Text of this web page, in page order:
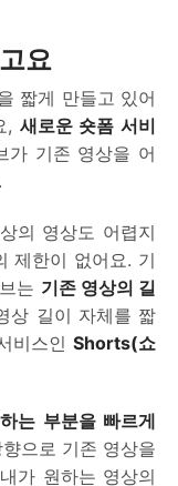
요
짧게 만들고 있어
, 새로운 숏폼 서비
가 기존 영상을 어
의 영상도 어렵지
제한이 없어요. 기
는 기존 영상의 길
상 길이 자체를 짧
비스인 Shorts(쇼
는 부분을 빠르게
으로 기존 영상을
가 원하는 영상의